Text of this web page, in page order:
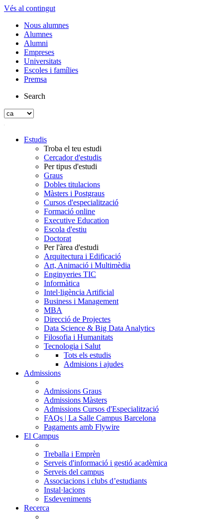
Vés al contingut
Nous alumnes
Alumnes
Alumni
Empreses
Universitats
Escoles i famílies
Premsa
Search
Estudis
Troba el teu estudi
Cercador d'estudis
Per tipus d'estudi
Graus
Dobles titulacions
Màsters i Postgraus
Cursos d'especialització
Formació online
Executive Education
Escola d'estiu
Doctorat
Per l'àrea d'estudi
Arquitectura i Edificació
Art, Animació i Multimèdia
Enginyeries TIC
Informàtica
Intel·ligència Artificial
Business i Management
MBA
Direcció de Projectes
Data Science & Big Data Analytics
Filosofia i Humanitats
Tecnologia i Salut
Tots els estudis
Admisions i ajudes
Admissions
Admissions Graus
Admissions Màsters
Admissions Cursos d'Especialització
FAQs | La Salle Campus Barcelona
Pagaments amb Flywire
El Campus
Treballa i Emprèn
Serveis d'informació i gestió acadèmica
Serveis del campus
Associacions i clubs d’estudiants
Instal·lacions
Esdeveniments
Recerca